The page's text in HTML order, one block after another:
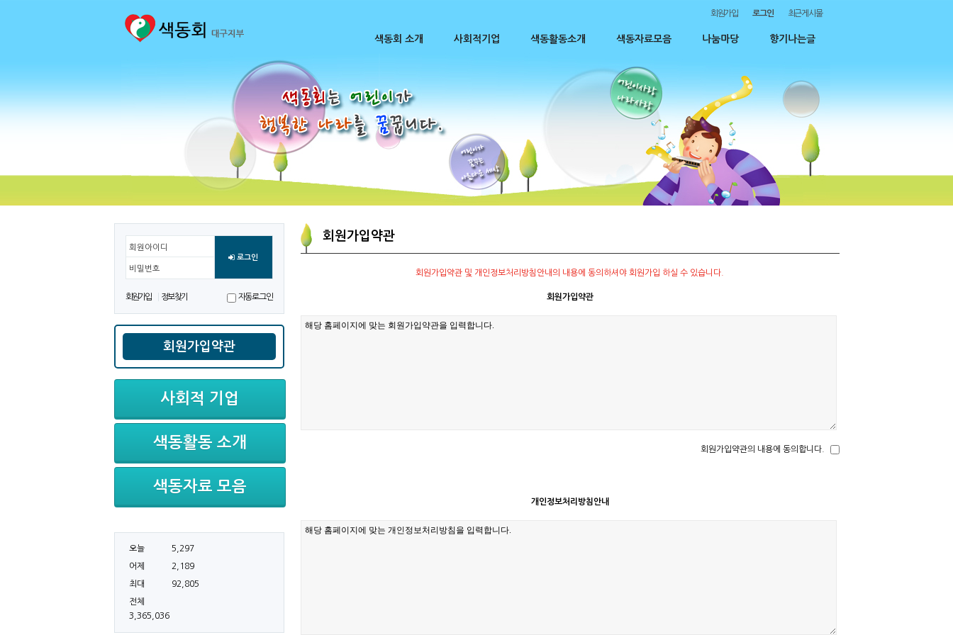
회원가입 로그인 최근게시물
색동회 소개 사회적기업 색동활동소개 색동자료모음 나눔마당 향기나는글
회원아이디
비밀번호
로그인
회원가입 정보찾기 자동로그인
회원가입약관
사회적 기업
색동활동 소개
색동자료 모음
오늘 5,297
어제 2,189
최대 92,805
전체
3,365,036
회원가입약관
회원가입약관 및 개인정보처리방침안내의 내용에 동의하셔야 회원가입 하실 수 있습니다.
회원가입약관
회원가입약관의 내용에 동의합니다.
개인정보처리방침안내